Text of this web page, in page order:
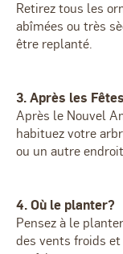
Retirez tous les
abîmées ou très
être replanté.
3. Après les Fêtes
Après le Nouvel
habituez votre
ou un autre
4. Où le planter?
Pensez à le
des vents froids